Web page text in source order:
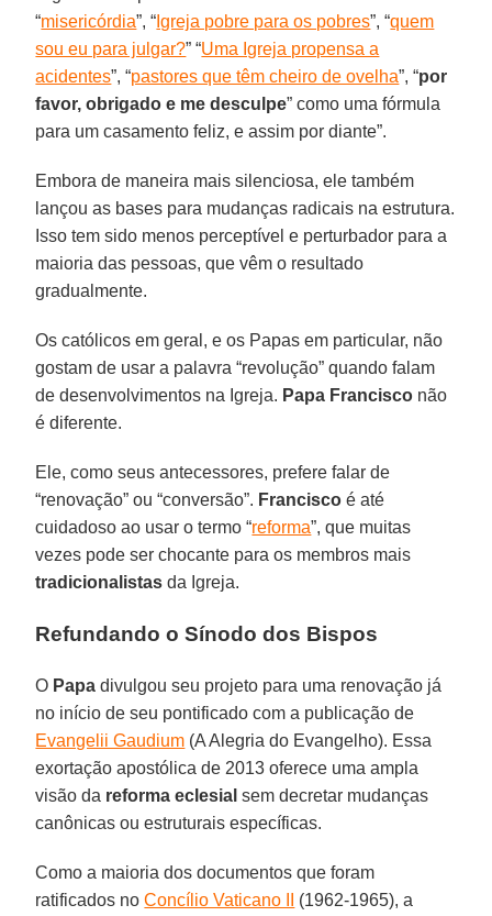
“misericórdia”, “ Igreja pobre para os pobres”, “quem
sou eu para julgar?” “Uma Igreja propensa a
acidentes”, “pastores que têm cheiro de ovelha”, “por
favor, obrigado e me desculpe” como uma fórmula
para um casamento feliz, e assim por diante”.
Embora de maneira mais silenciosa, ele também
lançou as bases para mudanças radicais na estrutura.
Isso tem sido menos perceptível e perturbador para a
maioria das pessoas, que vêm o resultado
gradualmente.
Os católicos em geral, e os Papas em particular, não
gostam de usar a palavra “revolução” quando falam
de desenvolvimentos na Igreja. Papa Francisco não
é diferente.
Ele, como seus antecessores, prefere falar de
“renovação” ou “conversão”. Francisco é até
cuidadoso ao usar o termo “reforma”, que muitas
vezes pode ser chocante para os membros mais
tradicionalistas da Igreja.
Refundando o Sínodo dos Bispos
O Papa divulgou seu projeto para uma renovação já
no início de seu pontificado com a publicação de
Evangelii Gaudium (A Alegria do Evangelho). Essa
exortação apostólica de 2013 oferece uma ampla
visão da reforma eclesial sem decretar mudanças
canônicas ou estruturais específicas.
Como a maioria dos documentos que foram
ratificados noConcílio Vaticano II
(1962-1965), a